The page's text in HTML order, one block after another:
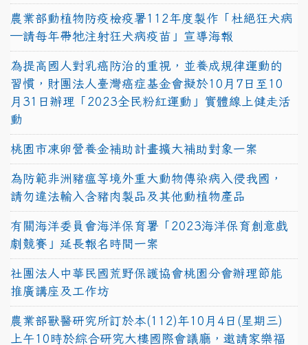
農業部動植物防疫檢疫署112年度製作「杜絕狂犬病
—請每年帶牠注射狂犬病疫苗」宣導海報
為提高國人對乳癌防治的重視，並養成規律運動的
習慣，財團法人臺灣癌症基金會擬於10月7日至10
月31日辦理「2023全民粉紅運動」實體線上健走活
動
桃園市凍卵營養金補助計畫擴大補助對象一案
為防範非洲豬瘟等境外重大動物傳染病入侵我國，
請勿違法輸入含豬肉製品及其他動植物產品
有關海洋委員會海洋保育署「2023海洋保育創意戲
劇競賽」延長報名時間一案
社團法人中華民國荒野保護協會桃園分會辦理節能
推廣講座及工作坊
農業部獸醫研究所訂於本(112)年10月4日(星期三)
上午10時於綜合研究大樓國際會議廳，邀請家樂福